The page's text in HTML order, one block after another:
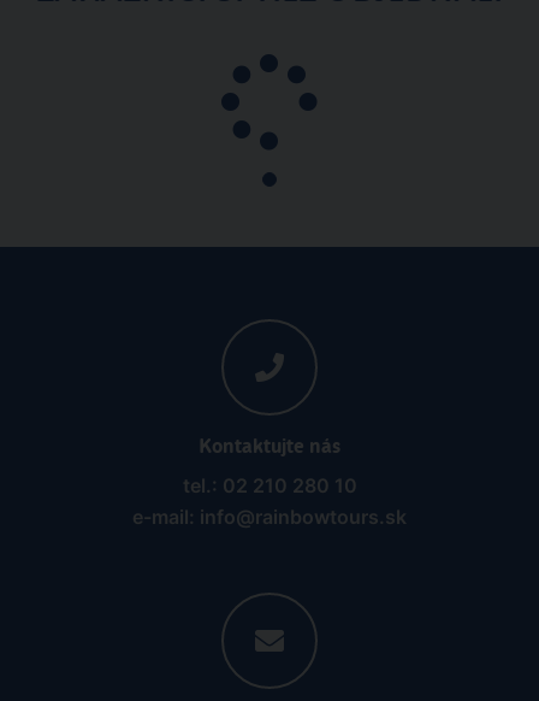
Kontaktujte nás
tel.: 02 210 280 10
e-mail: info@rainbowtours.sk